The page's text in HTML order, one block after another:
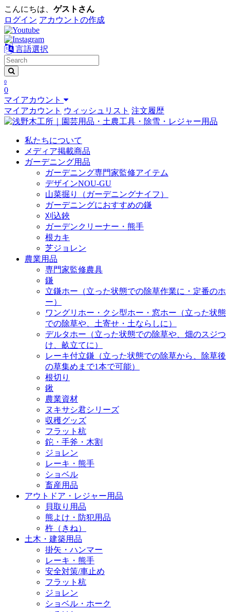
こんにちは、 ゲストさん
ログイン アカウントの作成
言語選択
0
0
マイアカウント
マイアカウント ウィッシュリスト 注文履歴
私たちについて
メディア掲載商品
ガーデニング用品
ガーデニング専門家監修アイテム
デザインNOU-GU
山菜掘り（ガーデニングナイフ）
ガーデニングにおすすめの鎌
刈込鋏
ガーデンクリーナー・熊手
根カキ
芝ジョレン
農業用品
専門家監修農具
鎌
立鎌ホー（立った状態での除草作業に・定番のホ
ー）
ワングリホー・クシ型ホー・窓ホー（立った状態
での除草や、土寄せ・土ならしに）
デルタホー（立った状態での除草や、畑のスジつ
け、畝立てに）
レーキ付立鎌（立った状態での除草から、除草後
の草集めまで1本で可能）
根切り
鍬
農業資材
ヌキサシ君シリーズ
収穫グッズ
フラット杭
鉈・手斧・木割
ジョレン
レーキ・熊手
ショベル
畜産用品
アウトドア・レジャー用品
貝取り用品
熊よけ・防犯用品
杵（きね）
土木・建築用品
掛矢・ハンマー
レーキ・熊手
安全対策/車止め
フラット杭
ジョレン
ショベル・ホーク